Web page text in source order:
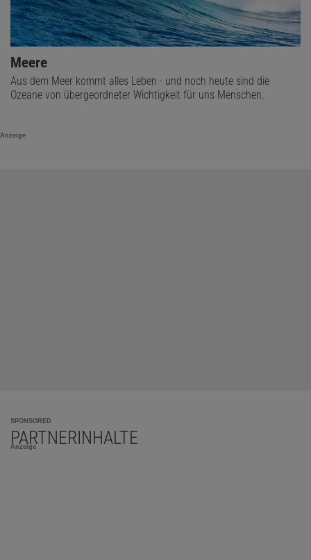
Meere
Aus dem Meer kommt alles Leben - und noch heute sind die
Ozeane von übergeordneter Wichtigkeit für uns Menschen.
Anzeige
SPONSORED
PARTNERINHALTE
Anzeige